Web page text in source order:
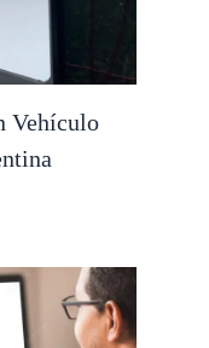
Vehículo